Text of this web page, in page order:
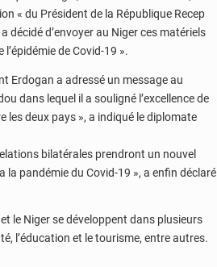
« du Président de la République Recep
décidé d’envoyer au Niger ces matériels
de Covid-19 ».
Erdogan a adressé un message au
dans lequel il a souligné l’excellence de
les deux pays », a indiqué le diplomate
bilatérales prendront un nouvel
la pandémie du Covid-19 », a enfin déclaré
le Niger se développent dans plusieurs
l’éducation et le tourisme, entre autres.